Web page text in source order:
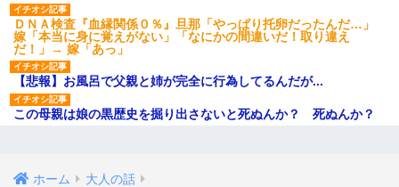
ＤＮＡ検査『血縁関係０％』旦那「やっぱり托卵だったんだ…」
嫁「本当に身に覚えがない」「なにかの間違いだ！取り違え
だ！」→ 嫁「あっ」
【悲報】お風呂で父親と姉が完全に行為してるんだが...
この母親は娘の黒歴史を掘り出さないと死ぬんか？ 死ぬんか？
ホーム 大人の話